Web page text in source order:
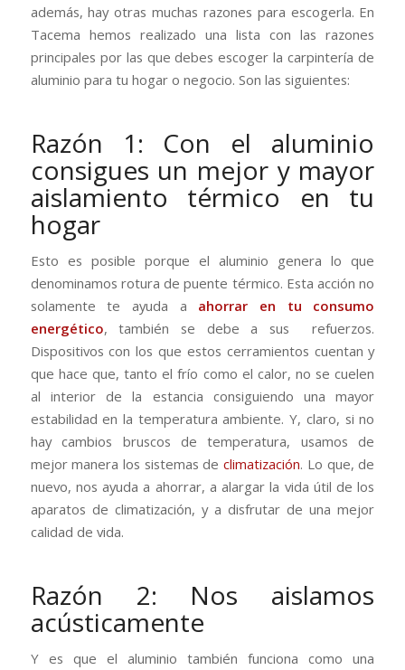
además, hay otras muchas razones para escogerla. En
Tacema hemos realizado una lista con las razones
principales por las que debes escoger la carpintería de
aluminio para tu hogar o negocio. Son las siguientes:
Razón 1: Con el aluminio
consigues un mejor y mayor
aislamiento térmico en tu
hogar
Esto es posible porque el aluminio genera lo que
denominamos rotura de puente térmico. Esta acción no
solamente te ayuda a ahorrar en tu consumo
energético, también se debe a sus refuerzos.
Dispositivos con los que estos cerramientos cuentan y
que hace que, tanto el frío como el calor, no se cuelen
al interior de la estancia consiguiendo una mayor
estabilidad en la temperatura ambiente. Y, claro, si no
hay cambios bruscos de temperatura, usamos de
mejor manera los sistemas de climatización. Lo que, de
nuevo, nos ayuda a ahorrar, a alargar la vida útil de los
aparatos de climatización, y a disfrutar de una mejor
calidad de vida.
Razón 2: Nos aislamos
acústicamente
Y es que el aluminio también funciona como una